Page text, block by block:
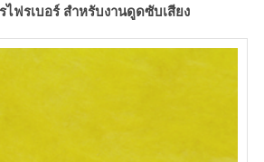
ฟรเบอร์ สำหรับงานดูดซับเสียง